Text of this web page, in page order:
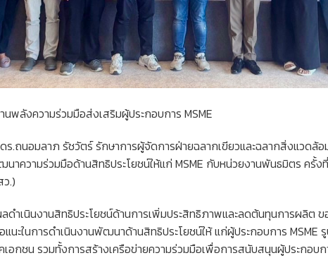
พลังความร่วมมือส่งเสริมผู้ประกอบการ MSME
ร.ถนอมลาภ รัชวัตร์ รักษาการผู้จัดการฝ่ายฉลากเขียวและฉลากสิ่งแวดล้
นาความร่วมมือด้านสิทธิประโยชน์ให้แก่ MSME กับหน่วยงานพันธมิตร ครั้
.)
ดำเนินงานสิทธิประโยชน์ด้านการเพิ่มประสิทธิภาพและลดต้นทุนการผลิต
นะในการดำเนินงานพัฒนาด้านสิทธิประโยชน์ให้ แก่ผู้ประกอบการ
กชน รวมทั้งการสร้างเครือข่ายความร่วมมือเพื่อการสนับสนุนผู้ประกอบก